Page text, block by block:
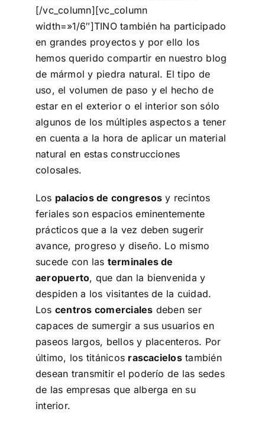
[/vc_column][vc_column
width=»1/6″]TINO también ha participado
en grandes proyectos y por ello los
hemos querido compartir en nuestro blog
de mármol y piedra natural. El tipo de
uso, el volumen de paso y el hecho de
estar en el exterior o el interior son sólo
algunos de los múltiples aspectos a tener
en cuenta a la hora de aplicar un material
natural en estas construcciones
colosales.
Los palacios de congresos y recintos
feriales son espacios eminentemente
prácticos que a la vez deben sugerir
avance, progreso y diseño. Lo mismo
sucede con las terminales de
aeropuerto, que dan la bienvenida y
despiden a los visitantes de la cuidad.
Los centros comerciales deben ser
capaces de sumergir a sus usuarios en
paseos largos, bellos y placenteros. Por
último, los titánicos rascacielostambién
desean transmitir el poderío de las sedes
de las empresas que alberga en su
interior.